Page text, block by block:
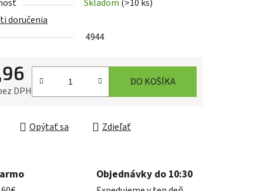
Skladom (>10 ks)
doručenia
4944
DPH
DO KOŠÍKA
Opýtať sa Zdieľať
Objednávky do 10:30